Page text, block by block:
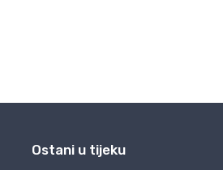
Ostani u tijeku